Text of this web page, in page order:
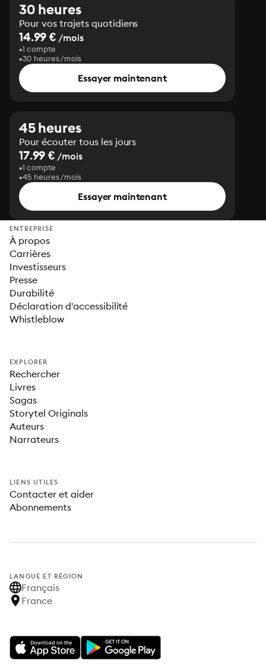
30 heures
Pour vos trajets quotidiens
14.99 € /mois
1 compte
30 heures/mois
Essayer maintenant
45 heures
Pour écouter tous les jours
17.99 € /mois
1 compte
45 heures/mois
Essayer maintenant
ENTREPRISE
À propos
Carrières
Investisseurs
Presse
Durabilité
Déclaration d'accessibilité
Whistleblow
EXPLORER
Rechercher
Livres
Sagas
Storytel Originals
Auteurs
Narrateurs
LIENS UTILES
Contacter et aider
Abonnements
LANGUE ET RÉGION
Français
France